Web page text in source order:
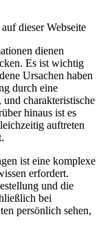
dieser Webseite
dienen
Es ist wichtig
Ursachen haben
durch eine
charakteristische
hinaus ist es
auftreten
ist eine komplexe
erfordert.
und die
bei
persönlich sehen,